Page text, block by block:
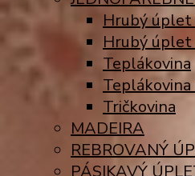
Hrubý úplet
Hrubý úplet
Teplákovina
Teplákovina
Tričkovina
MADEIRA
REBROVANÝ
PÁSIKAVÝ